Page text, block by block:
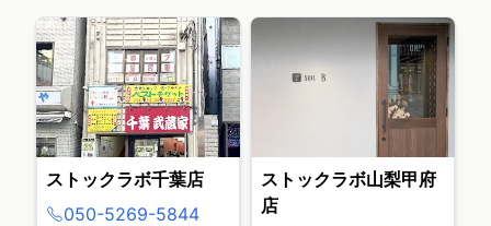
ストックラボ千葉店
050-5269-5844
ストックラボ山梨甲府
店